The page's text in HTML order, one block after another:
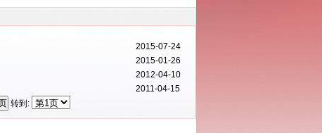
2015-07-24
2015-01-26
2012-04-10
2011-04-15
转到: